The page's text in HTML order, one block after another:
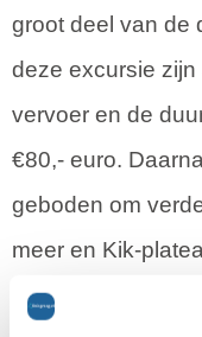
groot deel van de
deze excursie
vervoer en de
€80,- euro.
geboden om
meer en Kik-
langer in de